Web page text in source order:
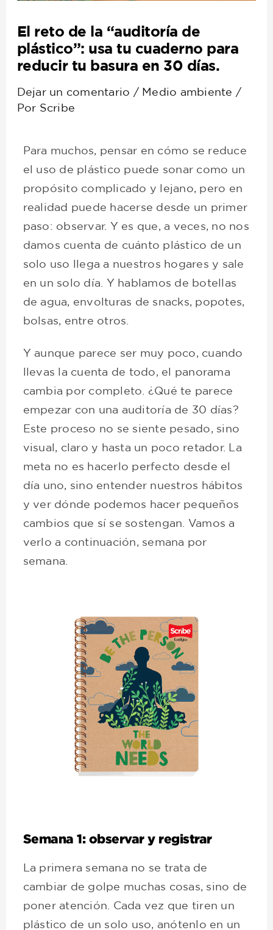
El reto de la “auditoría de
plástico”: usa tu cuaderno para
reducir tu basura en 30 días.
Dejar un comentario / Medio ambiente /
Por Scribe
Para muchos, pensar en cómo se reduce
el uso de plástico puede sonar como un
propósito complicado y lejano, pero en
realidad puede hacerse desde un primer
paso: observar. Y es que, a veces, no nos
damos cuenta de cuánto plástico de un
solo uso llega a nuestros hogares y sale
en un solo día. Y hablamos de botellas
de agua, envolturas de snacks, popotes,
bolsas, entre otros.
Y aunque parece ser muy poco, cuando
llevas la cuenta de todo, el panorama
cambia por completo. ¿Qué te parece
empezar con una auditoría de 30 días?
Este proceso no se siente pesado, sino
visual, claro y hasta un poco retador. La
meta no es hacerlo perfecto desde el
día uno, sino entender nuestros hábitos
y ver dónde podemos hacer pequeños
cambios que sí se sostengan. Vamos a
verlo a continuación, semana por
semana.
Semana 1: observar y registrar
La primera semana no se trata de
cambiar de golpe muchas cosas, sino de
poner atención. Cada vez que tiren un
plástico de un solo uso, anótenlo en un